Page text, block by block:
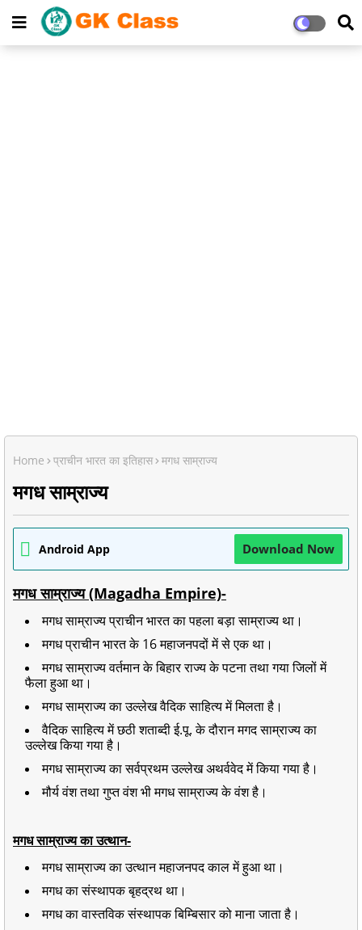
Home प्राचीन भारत का इतिहास मगध साम्राज्य
मगध साम्राज्य
Android App Download Now
मगध साम्राज्य (Magadha Empire)-
मगध साम्राज्य प्राचीन भारत का पहला बड़ा साम्राज्य था।
मगध प्राचीन भारत के 16 महाजनपदों में से एक था।
मगध साम्राज्य वर्तमान के बिहार राज्य के पटना तथा गया जिलों में
फैला हुआ था।
मगध साम्राज्य का उल्लेख वैदिक साहित्य में मिलता है।
वैदिक साहित्य में छठी शताब्दी ई.पू. के दौरान मगद साम्राज्य का
उल्लेख किया गया है।
मगध साम्राज्य का सर्वप्रथम उल्लेख अथर्ववेद में किया गया है।
मौर्य वंश तथा गुप्त वंश भी मगध साम्राज्य के वंश है।
मगध साम्राज्य का उत्थान-
मगध साम्राज्य का उत्थान महाजनपद काल में हुआ था।
मगध का संस्थापक बृहद्रथ था।
मगध का वास्तविक संस्थापक बिम्बिसार को माना जाता है।